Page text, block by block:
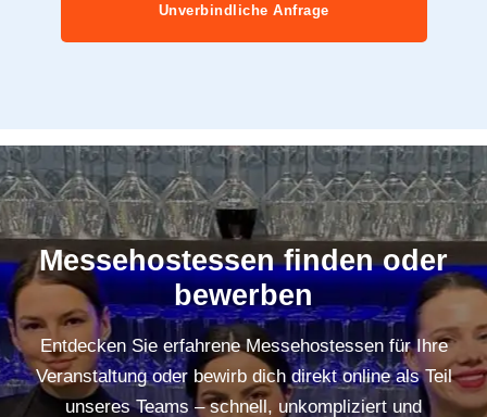
Unverbindliche Anfrage
Messehostessen finden oder
bewerben
Entdecken Sie erfahrene Messehostessen für Ihre
Veranstaltung oder bewirb dich direkt online als Teil
unseres Teams – schnell, unkompliziert und